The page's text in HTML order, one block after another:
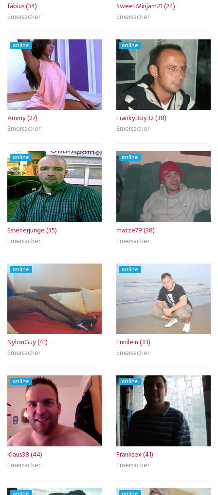
fabius (34)
Emersacker
SweetMirijam21 (24)
Emersacker
online
Ammy (27)
Emersacker
online
FrankyBoy32 (38)
Emersacker
online
Essenerjunge (35)
Emersacker
online
matze79 (38)
Emersacker
online
NylonGuy (41)
Emersacker
online
Ennilein (33)
Emersacker
online
Klaus38 (44)
Emersacker
online
Franksex (41)
Emersacker
online online